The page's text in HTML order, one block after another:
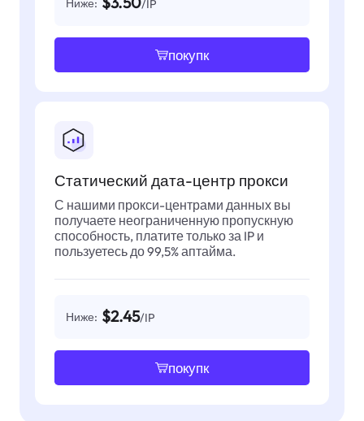
Ниже: /IP
покупк
Статический дата-центр прокси
С нашими прокси-центрами данных вы
получаете неограниченную пропускную
способность, платите только за IP и
пользуетесь до 99,5% аптайма.
Ниже: $2.45/IP
покупк